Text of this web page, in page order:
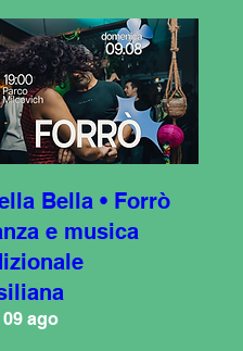
Bella • Forrò
e musica
ago